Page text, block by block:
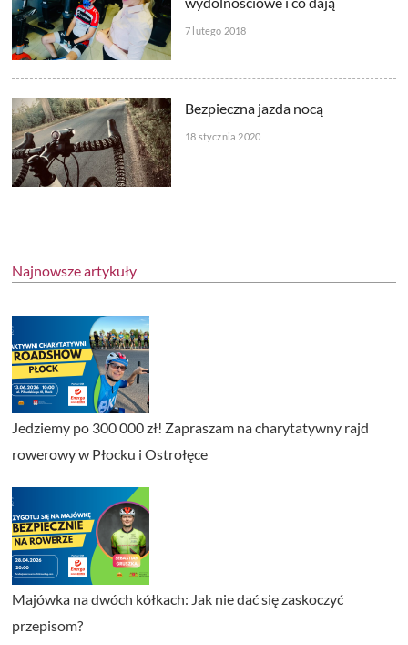
7 lutego 2018
Bezpieczna jazda nocą
18 stycznia 2020
Najnowsze artykuły
Jedziemy po 300 000 zł! Zapraszam na charytatywny rajd
rowerowy w Płocku i Ostrołęce
Majówka na dwóch kółkach: Jak nie dać się zaskoczyć
przepisom?